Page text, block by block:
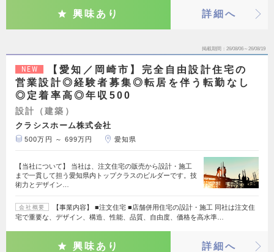
興味あり 詳細へ
掲載期間 26/08/06～26/08/19
NEW
【愛知／岡崎市】完全自由設計住宅の
営業設計◎経験者募集◎転居を伴う転勤なし
◎定着率高◎年収500
設計（建築）
クラシスホーム株式会社
500万円 ～ 699万円 愛知県
【当社について】 当社は、注文住宅の販売から設計・施工
まで一貫して担う愛知県内トップクラスのビルダーです。技
術力とデザイン…
会社概要
【事業内容】 ■注文住宅 ■店舗併用住宅の設計・施工 同社は注文住
宅で重要な、デザイン、構造、性能、品質、自由度、価格を高水準…
興味あり 詳細へ